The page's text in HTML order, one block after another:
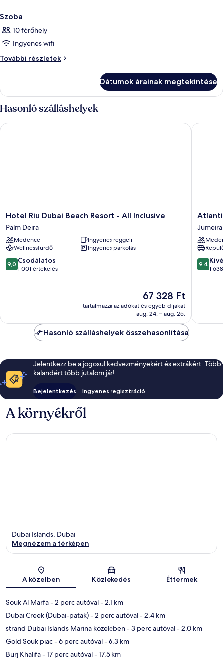
Szoba
10 férőhely
Ingyenes wifi
További részletek
Szoba
Dátumok árainak megtekintése
Hasonló szálláshelyek
Hotel
Riu
Dubai
Beach
Resort
-
All
Hotel Riu Dubai Beach Resort - All Inclusive
Palm Deira
Medence
Ingyenes reggeli
Wellnessfürdő
Ingyenes parkolás
9.0
ennyiből:
9,0 Csodálatos
1 001 értékelés
Az
ár
67 328 Ft
67 328 Ft
tartalmazza az adókat és egyéb díjakat
aug. 24. – aug. 25.
Hotel Riu Dubai Beach Resort - All Inclusive
Atlantis,
The
Palm
9.4
9,4
1
Atlantis,
Hasonló szálláshelyek összehasonlítása
Jelentkezz be a jogosul kedvezményekért és extrákért. Több
kalandért több jutalom jár!
Bejelentkezés Ingyenes regisztráció
A környékről
Térkép
Dubai Islands, Dubai
Megnézem a térképen
A közelben Közlekedés Éttermek
Souk Al Marfa- 2 perc autóval- 2.1 km
Dubai Creek (Dubai-patak)- 2 perc autóval- 2.4 km
strand Dubai Islands Marina közelében- 3 perc autóval- 2.0 km
Gold Souk piac- 6 perc autóval- 6.3 km
Burj Khalifa- 17 perc autóval- 17.5 km